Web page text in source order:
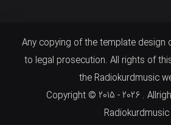
Any copying of the template design
to legal prosecution. All rights of
the Radiokurdmusic
Copyright © 2015 - 2026 .
Radiokurdmusic